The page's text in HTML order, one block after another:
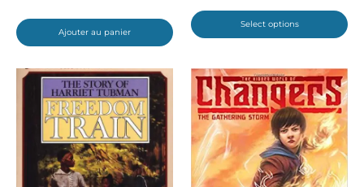
Ajouter au panier
Select options